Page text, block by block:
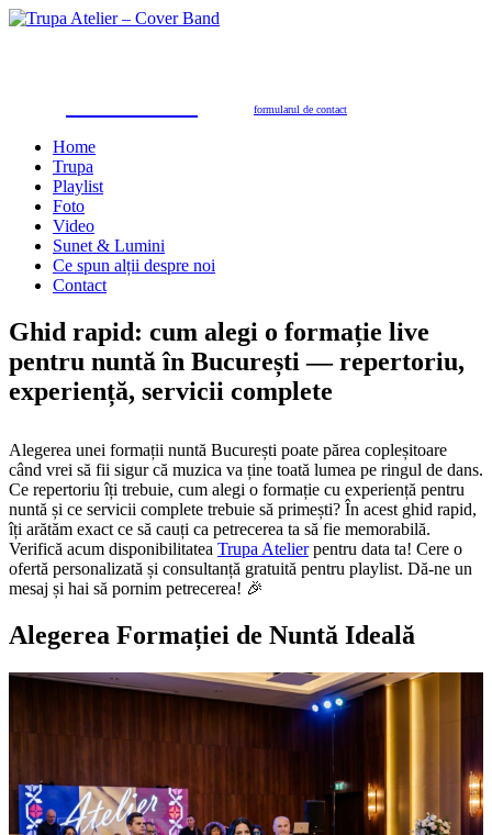
formularul de contact
Home
Trupa
Playlist
Foto
Video
Sunet & Lumini
Ce spun alții despre noi
Contact
Ghid rapid: cum alegi o formație live
pentru nuntă în București — repertoriu,
experiență, servicii complete
Alegerea unei formații nuntă București poate părea copleșitoare
când vrei să fii sigur că muzica va ține toată lumea pe ringul de dans.
Ce repertoriu îți trebuie, cum alegi o formație cu experiență pentru
nuntă și ce servicii complete trebuie să primești? În acest ghid rapid,
îți arătăm exact ce să cauți ca petrecerea ta să fie memorabilă.
Verifică acum disponibilitatea Trupa Atelierpentru data ta! Cere o
ofertă personalizată și consultanță gratuită pentru playlist. Dă-ne un
mesaj și hai să pornim petrecerea! 🎉
Alegerea Formației de Nuntă Ideală